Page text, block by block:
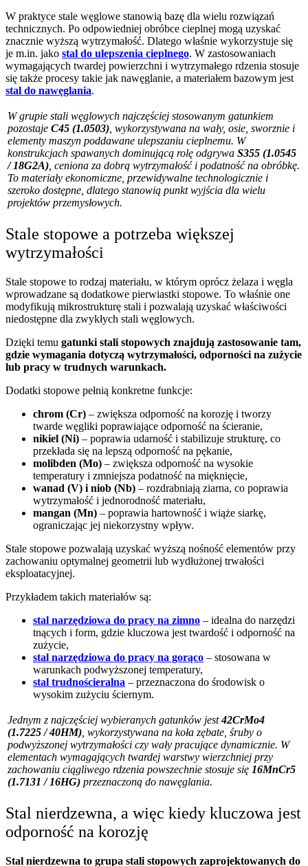
W praktyce stale węglowe stanowią bazę dla wielu rozwiązań
technicznych. Po odpowiedniej obróbce cieplnej mogą uzyskać
znacznie wyższą wytrzymałość. Dlatego właśnie wykorzystuje się
je m.in. jako stal do ulepszenia cieplnego. W zastosowaniach
wymagających twardej powierzchni i wytrzymałego rdzenia stosuje
się także procesy takie jak nawęglanie, a materiałem bazowym jest
stal do nawęglania.
W grupie stali węglowych najczęściej stosowanym gatunkiem
pozostaje C45 (1.0503) , wykorzystywana na wały, osie, sworznie i
elementy maszyn poddawane ulepszaniu cieplnemu. W
konstrukcjach spawanych dominującą rolę odgrywa S355 (1.0545
/ 18G2A) , ceniona za dobrą wytrzymałość i podatność na obróbkę.
To materiały ekonomiczne, przewidywalne technologicznie i
szeroko dostępne, dlatego stanowią punkt wyjścia dla wielu
projektów przemysłowych.
Stale stopowe a potrzeba większej
wytrzymałości
Stale stopowe to rodzaj materiału, w którym oprócz żelaza i węgla
wprowadzane są dodatkowe pierwiastki stopowe. To właśnie one
modyfikują mikrostrukturę stali i pozwalają uzyskać właściwości
niedostępne dla zwykłych stali węglowych.
Dzięki temu gatunki stali stopowych znajdują zastosowanie tam,
gdzie wymagania dotyczą wytrzymałości, odporności na zużycie
lub pracy w trudnych warunkach.
Dodatki stopowe pełnią konkretne funkcje:
chrom (Cr) – zwiększa odporność na korozję i tworzy
twarde węgliki poprawiające odporność na ścieranie,
nikiel (Ni) – poprawia udarność i stabilizuje strukturę, co
przekłada się na lepszą odporność na pękanie,
molibden (Mo) – zwiększa odporność na wysokie
temperatury i zmniejsza podatność na mięknięcie,
wanad (V) i niob (Nb) – rozdrabniają ziarna, co poprawia
wytrzymałość i jednorodność materiału,
mangan (Mn) – poprawia hartowność i wiąże siarkę,
ograniczając jej niekorzystny wpływ.
Stale stopowe pozwalają uzyskać wyższą nośność elementów przy
zachowaniu optymalnej geometrii lub wydłużonej trwałości
eksploatacyjnej.
Przykładem takich materiałów są:
stal narzędziowa do pracy na zimno – idealna do narzędzi
tnących i form, gdzie kluczowa jest twardość i odporność na
zużycie,
stal narzędziowa do pracy na gorąco – stosowana w
warunkach podwyższonej temperatury,
stal trudnościeralna – przeznaczona do środowisk o
wysokim zużyciu ściernym.
Jednym z najczęściej wybieranych gatunków jest42CrMo4
(1.7225 / 40HM) , wykorzystywana na koła zębate, śruby o
podwyższonej wytrzymałości czy wały pracujące dynamicznie. W
elementach wymagających twardej warstwy wierzchniej przy
zachowaniu ciągliwego rdzenia powszechnie stosuje się 16MnCr5
(1.7131 / 16HG) przeznaczoną do nawęglania.
Stal nierdzewna, a więc kiedy kluczowa jest
odporność na korozję
Stal nierdzewna to grupa stali stopowych zaprojektowanych do